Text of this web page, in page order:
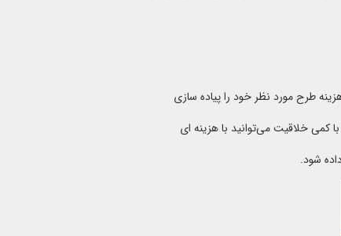
طرح مورد نظر خود را پیاده سازی
کمی خلاقیت می‌توانید با هزینه ای
شود.